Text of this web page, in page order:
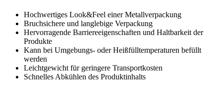
Hochwertiges Look&Feel einer Metallverpackung
Bruchsichere und langlebige Verpackung
Hervorragende Barriereeigenschaften und Haltbarkeit der
Produkte
Kann bei Umgebungs- oder Heißfülltemperaturen befüllt
werden
Leichtgewicht für geringere Transportkosten
Schnelles Abkühlen des Produktinhalts